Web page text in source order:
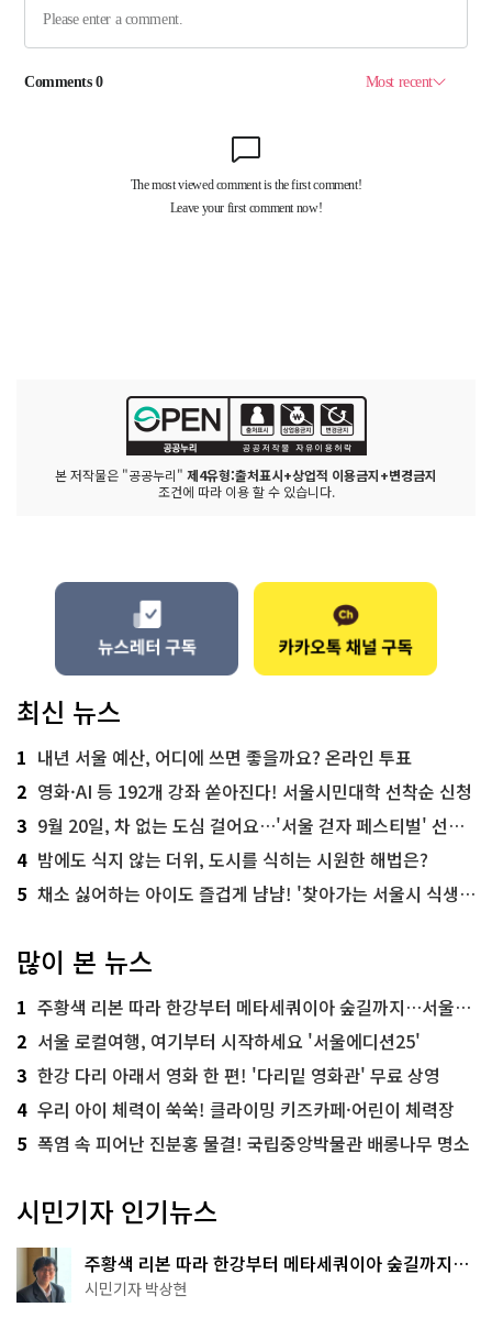
본 저작물은 "공공누리" 제4유형:출처표시+상업적 이용금지+변경금지
조건에 따라 이용 할 수 있습니다.
최신 뉴스
1 내년 서울 예산, 어디에 쓰면 좋을까요? 온라인 투표
2 영화·AI 등 192개 강좌 쏟아진다! 서울시민대학 선착순 신청
3 9월 20일, 차 없는 도심 걸어요…'서울 걷자 페스티벌' 선착순 5천명
4 밤에도 식지 않는 더위, 도시를 식히는 시원한 해법은?
5 채소 싫어하는 아이도 즐겁게 냠냠! '찾아가는 서울시 식생활 교육' 현장
많이 본 뉴스
1 주황색 리본 따라 한강부터 메타세쿼이아 숲길까지…서울둘레길 15코스
2 서울 로컬여행, 여기부터 시작하세요 '서울에디션25'
3 한강 다리 아래서 영화 한 편! '다리밑 영화관' 무료 상영
4 우리 아이 체력이 쑥쑥! 클라이밍 키즈카페·어린이 체력장
5 폭염 속 피어난 진분홍 물결! 국립중앙박물관 배롱나무 명소
시민기자 인기뉴스
주황색 리본 따라 한강부터 메타세쿼이아 숲길까지…
서울둘레길 15코스
시민기자 박상현